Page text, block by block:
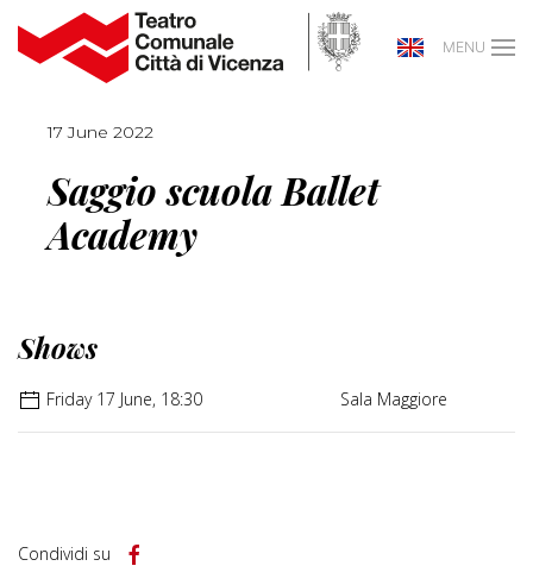
MENU
17 June 2022
Saggio scuola Ballet
Academy
Shows
Friday 17 June, 18:30 Sala Maggiore
Condividi su